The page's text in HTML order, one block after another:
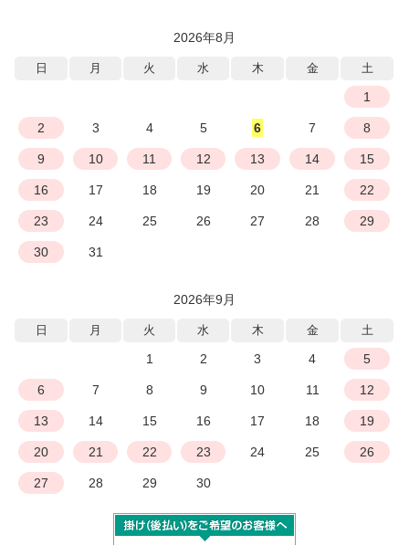
2026年8月
日 月 火 水 木 金 土
1
2 3 4 5 6 7 8
9 10 11 12 13 14 15
16 17 18 19 20 21 22
23 24 25 26 27 28 29
30 31
2026年9月
日 月 火 水 木 金 土
1 2 3 4 5
6 7 8 9 10 11 12
13 14 15 16 17 18 19
20 21 22 23 24 25 26
27 28 29 30